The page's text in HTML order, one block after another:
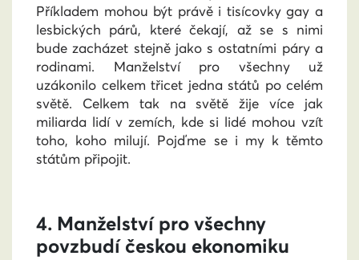
Příkladem mohou být právě i tisícovky gay a
lesbických párů, které čekají, až se s nimi
bude zacházet stejně jako s ostatními páry a
rodinami. Manželství pro všechny už
uzákonilo celkem třicet jedna států po celém
světě. Celkem tak na světě žije více jak
miliarda lidí v zemích, kde si lidé mohou vzít
toho, koho milují. Pojďme se i my k těmto
státům připojit.
4. Manželství pro všechny
povzbudí českou ekonomiku